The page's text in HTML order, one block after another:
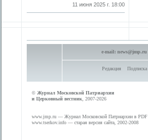
11 июня 2025 г. 18:00
e-mail: news@jmp.ru
Редакция Подписка
© Журнал Московской Патриархии
и Церковный вестник , 2007-2026
www.jmp.ru — Журнал Московской Патриархии в PDF
www.tserkov.info — старая версия сайта, 2002-2008